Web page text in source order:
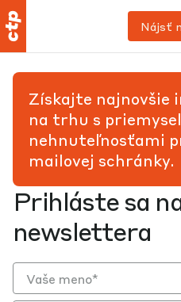
Nájsť
Prihláste sa
newslettera
Získajte najnovšie
na trhu s
nehnuteľnosťami
mailovej schránky.